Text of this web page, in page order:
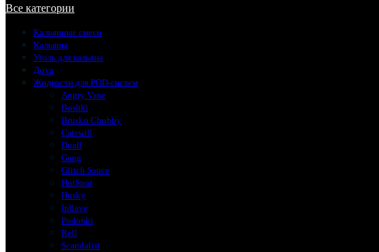
Все категории
Кальянные смеси
Кальяны
Уголь для кальяна
Доха
Жидкости для POD-систем
Angry Vape
Boshki
Brusko Chubby
Catswill
Duall
Gang
Glitch Sauce
HotSpot
Husky
Inflave
Podonki
Rell
Scandalist